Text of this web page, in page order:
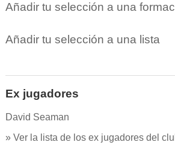
Añadir tu selección a una
Añadir tu selección a una lista
Ex jugadores
David Seaman
» Ver la lista de los ex jugadores del